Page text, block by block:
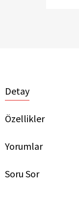
Detay
Özellikler
Yorumlar
Soru Sor